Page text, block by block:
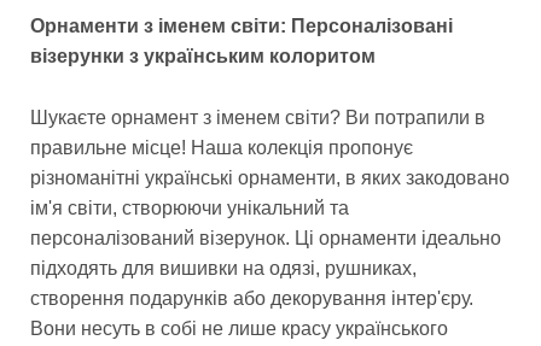
Орнаменти з іменем світи: Персоналізовані
візерунки з українським колоритом
Шукаєте орнамент з іменем світи? Ви потрапили в
правильне місце! Наша колекція пропонує
різноманітні українські орнаменти, в яких закодовано
ім'я світи, створюючи унікальний та
персоналізований візерунок. Ці орнаменти ідеально
підходять для вишивки на одязі, рушниках,
створення подарунків або декорування інтер'єру.
Вони несуть в собі не лише красу українського